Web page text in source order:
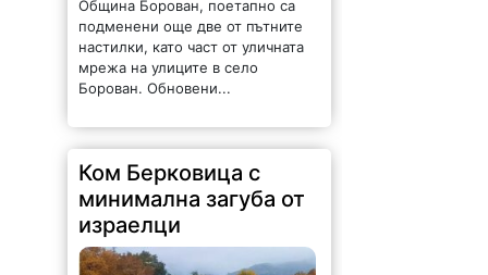
Ком Берковица с
минимална загуба от
израелци
137 | 2026-08-06 14:56:14